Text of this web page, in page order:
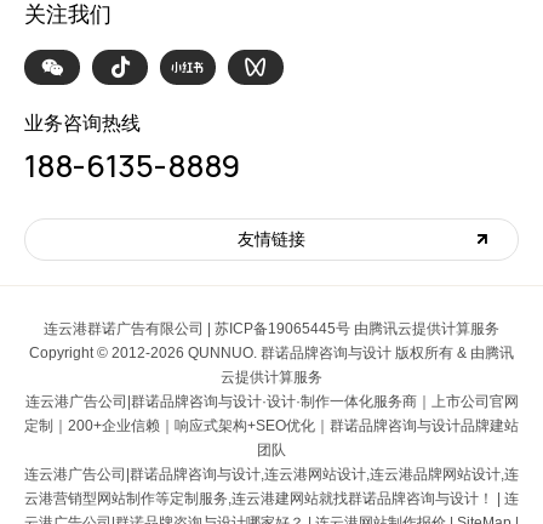
关注我们
业务咨询热线
188-6135-8889
友情链接
连云港群诺广告有限公司 | 苏ICP备19065445号 由腾讯云提供计算服务
Copyright © 2012-2026 QUNNUO. 群诺品牌咨询与设计 版权所有 & 由腾讯
云提供计算服务
连云港广告公司|群诺品牌咨询与设计·设计·制作一体化服务商｜上市公司官网
定制｜200+企业信赖｜响应式架构+SEO优化｜群诺品牌咨询与设计品牌建站
团队
连云港广告公司|群诺品牌咨询与设计 连云港网站设计 ,连云港品牌网站设计,连
云港营销型网站制作等定制服务,连云港建网站就找群诺品牌咨询与设计！ | 连